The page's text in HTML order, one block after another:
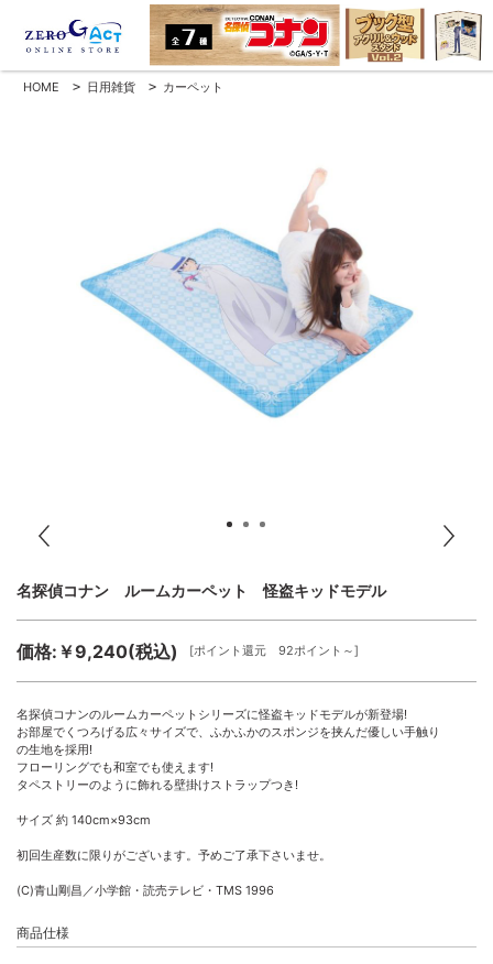
HOME > 日用雑貨 > カーペット
名探偵コナン ルームカーペット 怪盗キッドモデル
価格:￥9,240(税込) [ポイント還元 92ポイント～]
名探偵コナンのルームカーペットシリーズに怪盗キッドモデルが新登場!
お部屋でくつろげる広々サイズで、ふかふかのスポンジを挟んだ優しい手触り
の生地を採用!
フローリングでも和室でも使えます!
タペストリーのように飾れる壁掛けストラップつき!
サイズ 約 140cm×93cm
初回生産数に限りがございます。予めご了承下さいませ。
(C)青山剛昌／小学館・読売テレビ・TMS 1996
商品仕様